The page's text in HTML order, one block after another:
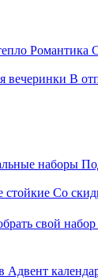
Романтика
вечеринки В
наборы
стойкие Со
свой
Адвент